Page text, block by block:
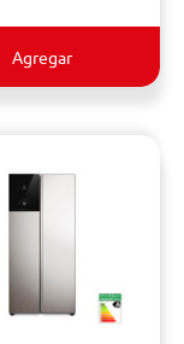
Agregar